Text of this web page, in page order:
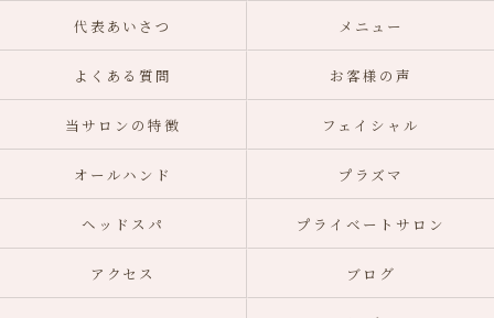
代表あいさつ メニュー
よくある質問 お客様の声
当サロンの特徴 フェイシャル
オールハンド プラズマ
ヘッドスパ プライベートサロン
アクセス ブログ